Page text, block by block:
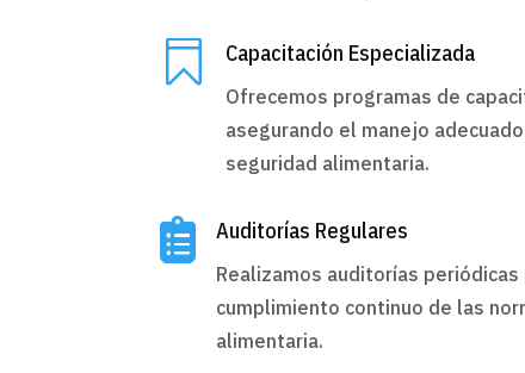
 Capacitación Especializada
Ofrecemos programas de
asegurando el manejo
seguridad alimentaria.
 Auditorías Regulares
Realizamos auditorías
cumplimiento continuo de las
alimentaria.